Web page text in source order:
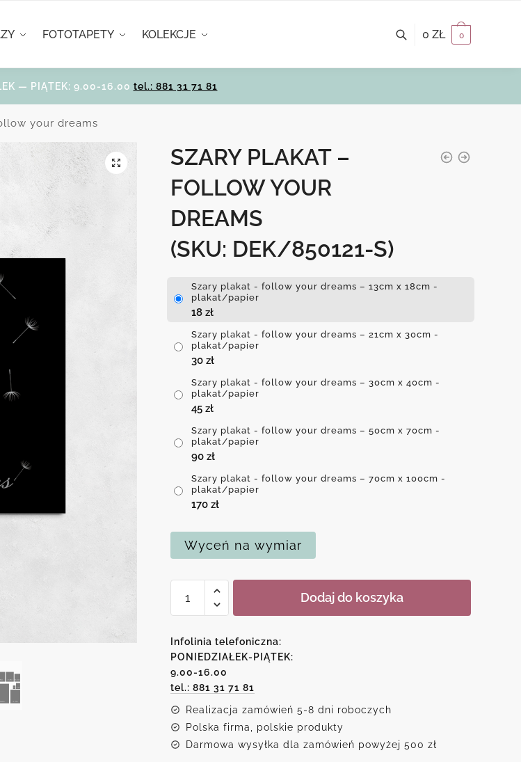
FOTOTAPETY KOLEKCJE 0 ZŁ 0
— PIĄTEK: 9.00-16.00 tel.: 881 31 71 81
your dreams
SZARY PLAKAT –
FOLLOW YOUR
DREAMS
(SKU: DEK/850121-S)
Szary plakat - follow your dreams – 13cm x 18cm -
plakat/papier
18 zł
Szary plakat - follow your dreams – 21cm x 30cm -
plakat/papier
30 zł
Szary plakat - follow your dreams – 30cm x 40cm -
plakat/papier
45 zł
Szary plakat - follow your dreams – 50cm x 70cm -
plakat/papier
90 zł
Szary plakat - follow your dreams – 70cm x 100cm -
plakat/papier
170 zł
Wyceń na wymiar
Szary
-
follow
your
dreams
Dodaj do koszyka
Infolinia telefoniczna:
PONIEDZIAŁEK-PIĄTEK:
9.00-16.00
tel.: 881 31 71 81
Realizacja zamówień 5-8 dni roboczych
Polska firma, polskie produkty
Darmowa wysyłka dla zamówień powyżej 500 zł